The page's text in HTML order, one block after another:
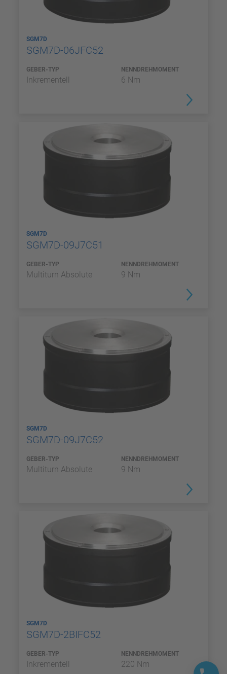
SGM7D
SGM7D-06JFC52
GEBER-TYP
Inkrementell
NENNDREHMOMENT
6 Nm
SGM7D
SGM7D-09J7C51
GEBER-TYP
Multiturn Absolute
NENNDREHMOMENT
9 Nm
SGM7D
SGM7D-09J7C52
GEBER-TYP
Multiturn Absolute
NENNDREHMOMENT
9 Nm
SGM7D
SGM7D-2BIFC52
GEBER-TYP
Inkrementell
NENNDREHMOMENT
220 Nm